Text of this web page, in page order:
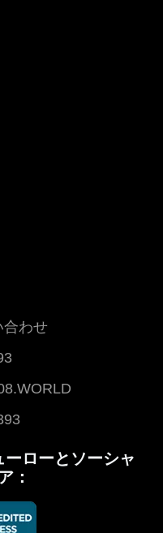
合わせ
ローとソーシャ
：